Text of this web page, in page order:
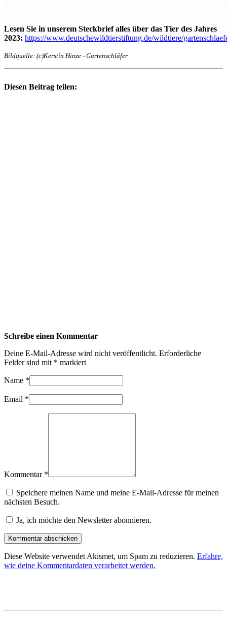
Lesen Sie in unserem Steckbrief alles über das Tier des Jahres
2023: https://www.deutschewildtierstiftung.de/wildtiere/
Bildquelle: (c)Kerstin Hinze - Gartenschläfer
Diesen Beitrag teilen:
Schreibe einen Kommentar
Deine E-Mail-Adresse wird nicht veröffentlicht. Erforderliche
Felder sind mit * markiert
Name *
Email *
Kommentar *
Speichere meinen Name und meine E-Mail-Adresse für meinen
nächsten Besuch.
Ja, ich möchte den Newsletter abonnieren.
Diese Website verwendet Akismet, um Spam zu reduzieren. Erfahre,
wie deine Kommentardaten verarbeitet werden.